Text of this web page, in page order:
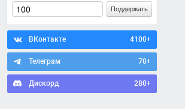
Поддержать
ВКонтакте 4100+
Телеграм 70+
Дискорд 280+